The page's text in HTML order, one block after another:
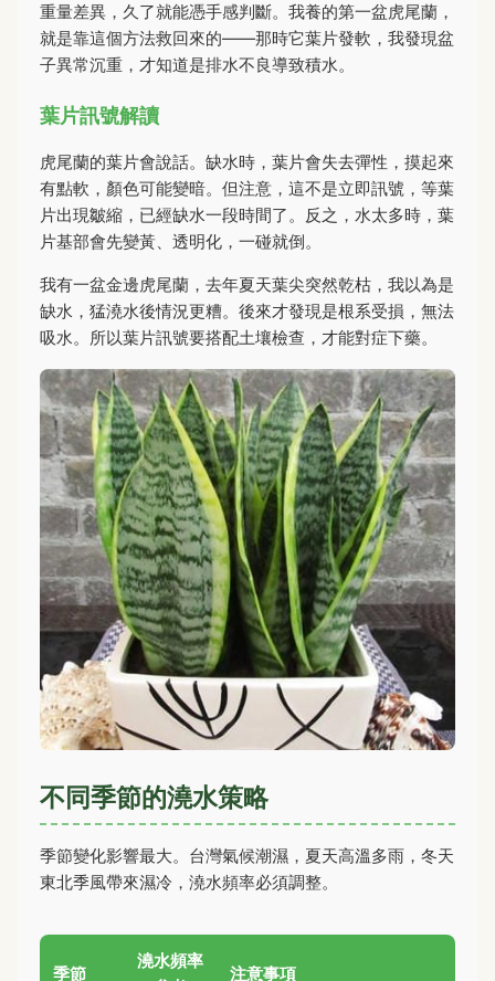
重量差異，久了就能憑手感判斷。我養的第一盆虎尾蘭，
就是靠這個方法救回來的——那時它葉片發軟，我發現盆
子異常沉重，才知道是排水不良導致積水。
葉片訊號解讀
虎尾蘭的葉片會說話。缺水時，葉片會失去彈性，摸起來
有點軟，顏色可能變暗。但注意，這不是立即訊號，等葉
片出現皺縮，已經缺水一段時間了。反之，水太多時，葉
片基部會先變黃、透明化，一碰就倒。
我有一盆金邊虎尾蘭，去年夏天葉尖突然乾枯，我以為是
缺水，猛澆水後情況更糟。後來才發現是根系受損，無法
吸水。所以葉片訊號要搭配土壤檢查，才能對症下藥。
不同季節的澆水策略
季節變化影響最大。台灣氣候潮濕，夏天高溫多雨，冬天
東北季風帶來濕冷，澆水頻率必須調整。
季節
澆水頻率
注意事項